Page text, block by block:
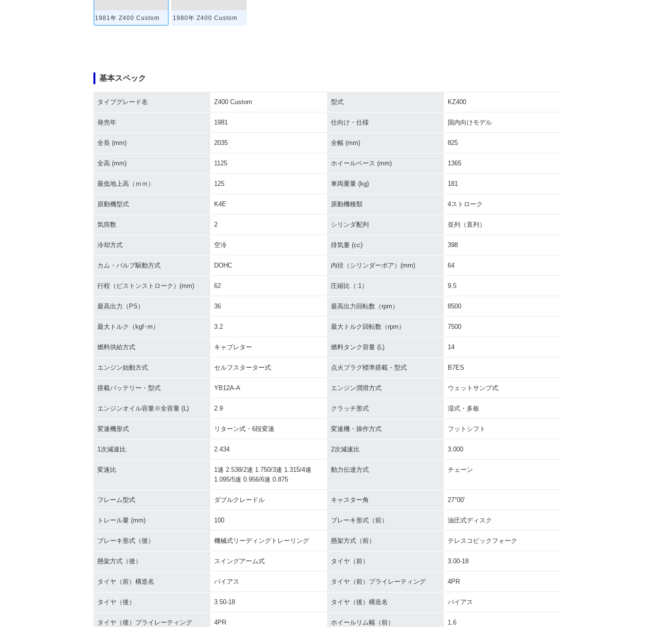
1981年 Z400 Custom 1980年 Z400 Custom
基本スペック
タイプグレード名 Z400 Custom 型式 KZ400
発売年 1981 仕向け・仕様 国内向けモデル
全長 (mm) 2035 全幅 (mm) 825
全高 (mm) 1125 ホイールベース (mm) 1365
最低地上高（ｍｍ） 125 車両重量 (kg) 181
原動機型式 K4E 原動機種類 4ストローク
気筒数 2 シリンダ配列 並列（直列）
冷却方式 空冷 排気量 (cc) 398
カム・バルブ駆動方式 DOHC 内径（シリンダーボア）(mm) 64
行程（ピストンストローク）(mm) 62 圧縮比（:1） 9.5
最高出力（PS） 36 最高出力回転数（rpm） 8500
最大トルク（kgf･m） 3.2 最大トルク回転数（rpm） 7500
燃料供給方式 キャブレター 燃料タンク容量 (L) 14
エンジン始動方式 セルフスターター式 点火プラグ標準搭載・型式 B7ES
搭載バッテリー・型式 YB12A-A エンジン潤滑方式 ウェットサンプ式
エンジンオイル容量※全容量 (L) 2.9 クラッチ形式 湿式・多板
変速機形式 リターン式・6段変速 変速機・操作方式 フットシフト
1次減速比 2.434 2次減速比 3.000
変速比
1速 2.538/2速 1.750/3速 1.315/4速
1.095/5速 0.956/6速 0.875
動力伝達方式 チェーン
フレーム型式 ダブルクレードル キャスター角 27°00′
トレール量 (mm) 100 ブレーキ形式（前） 油圧式ディスク
ブレーキ形式（後） 機械式リーディングトレーリング 懸架方式（前） テレスコピックフォーク
懸架方式（後） スイングアーム式 タイヤ（前） 3.00-18
タイヤ（前）構造名 バイアス タイヤ（前）プライレーティング 4PR
タイヤ（後） 3.50-18 タイヤ（後）構造名 バイアス
タイヤ（後）プライレーティング 4PR ホイールリム幅（前） 1.6